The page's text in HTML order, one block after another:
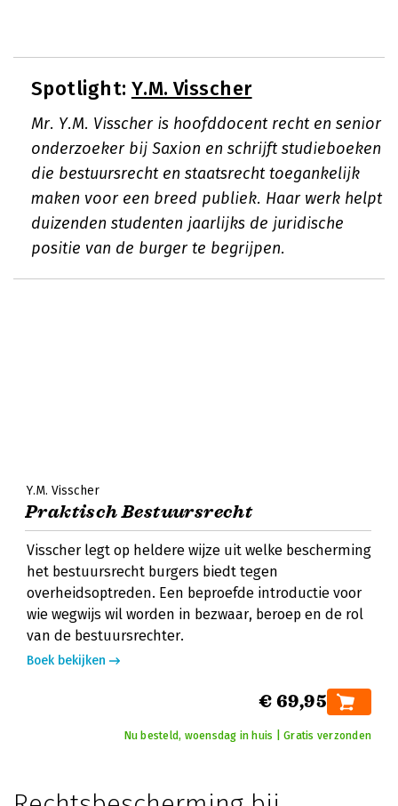
Spotlight: Y.M. Visscher
Mr. Y.M. Visscher is hoofddocent recht en senior
onderzoeker bij Saxion en schrijft studieboeken
die bestuursrecht en staatsrecht toegankelijk
maken voor een breed publiek. Haar werk helpt
duizenden studenten jaarlijks de juridische
positie van de burger te begrijpen.
Y.M. Visscher
Praktisch Bestuursrecht
Visscher legt op heldere wijze uit welke bescherming
het bestuursrecht burgers biedt tegen
overheidsoptreden. Een beproefde introductie voor
wie wegwijs wil worden in bezwaar, beroep en de rol
van de bestuursrechter.
Boek bekijken
€ 69,95
Nu besteld, woensdag in huis | Gratis verzonden